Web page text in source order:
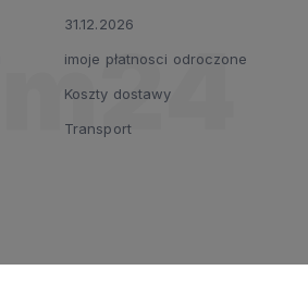
31.12.2026
imoje płatnosci odroczone
Koszty dostawy
Transport